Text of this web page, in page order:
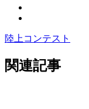
陸上コンテスト
関連記事